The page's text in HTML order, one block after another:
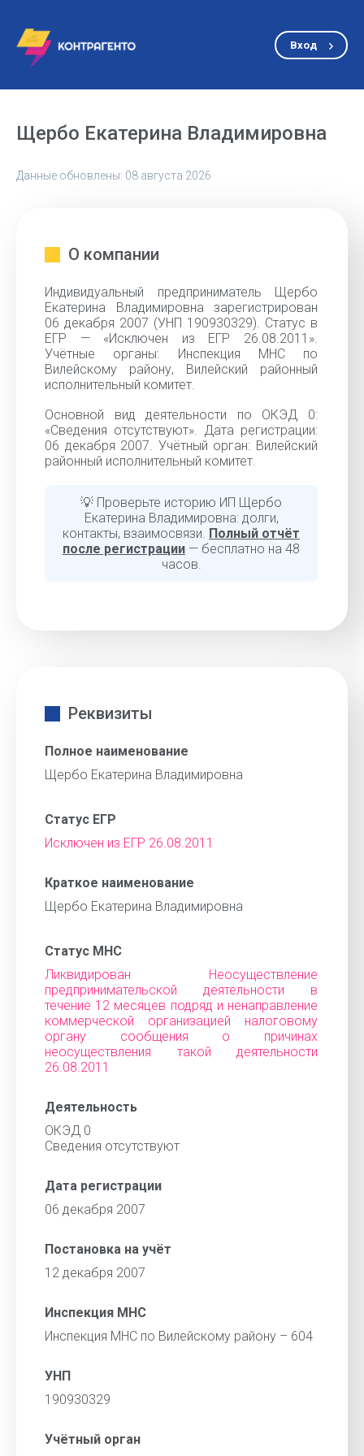
Вход
Щербо Екатерина Владимировна
Данные обновлены: 08 августа 2026
О компании
Индивидуальный предприниматель Щербо
Екатерина Владимировна зарегистрирован
06 декабря 2007 (УНП 190930329). Статус в
ЕГР — «Исключен из ЕГР 26.08.2011».
Учётные органы: Инспекция МНС по
Вилейскому району, Вилейский районный
исполнительный комитет.
Основной вид деятельности по ОКЭД 0:
«Сведения отсутствуют». Дата регистрации:
06 декабря 2007. Учётный орган: Вилейский
районный исполнительный комитет.
💡 Проверьте историю ИП Щербо
Екатерина Владимировна: долги,
контакты, взаимосвязи. Полный отчёт
после регистрации — бесплатно на 48
часов.
Реквизиты
Полное наименование
Щербо Екатерина Владимировна
Статус ЕГР
Исключен из ЕГР 26.08.2011
Краткое наименование
Щербо Екатерина Владимировна
Статус МНС
Ликвидирован Неосуществление
предпринимательской деятельности в
течение 12 месяцев подряд и ненаправление
коммерческой организацией налоговому
органу сообщения о причинах
неосуществления такой деятельности
26.08.2011
Деятельность
ОКЭД 0
Сведения отсутствуют
Дата регистрации
06 декабря 2007
Постановка на учёт
12 декабря 2007
Инспекция МНС
Инспекция МНС по Вилейскому району – 604
УНП
190930329
Учётный орган